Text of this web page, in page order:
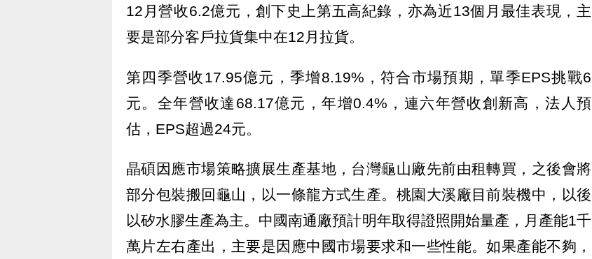
12月營收6.2億元，創下史上第五高紀錄，亦為近13個月最佳表現，主
要是部分客戶拉貨集中在12月拉貨。
第四季營收17.95億元，季增8.19%，符合市場預期，單季EPS挑戰6
元。全年營收達68.17億元，年增0.4%，連六年營收創新高，法人預
估，EPS超過24元。
晶碩因應市場策略擴展生產基地，台灣龜山廠先前由租轉買，之後會將
部分包裝搬回龜山，以一條龍方式生產。桃園大溪廠目前裝機中，以後
以矽水膠生產為主。中國南通廠預計明年取得證照開始量產，月產能1千
萬片左右產出，主要是因應中國市場要求和一些性能。如果產能不夠，